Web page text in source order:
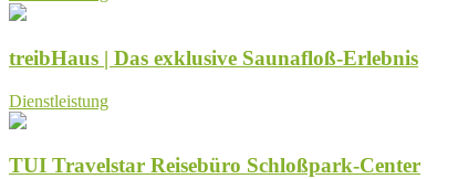
treibHaus | Das exklusive Saunafloß-Erlebnis
Dienstleistung
TUI Travelstar Reisebüro Schloßpark-Center